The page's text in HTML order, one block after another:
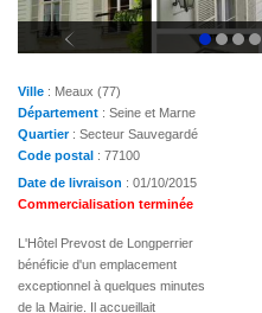
Ville : Meaux (77)
Département : Seine et Marne
Quartier: Secteur Sauvegardé
Code postal : 77100
Date de livraison : 01/10/2015
Commercialisation terminée
L'Hôtel Prevost de Longperrier
bénéficie d'un emplacement
exceptionnel à quelques minutes
de la Mairie. Il accueillait